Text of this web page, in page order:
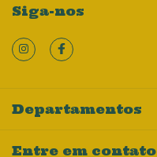
Siga-nos
Departamentos
Entre em contato